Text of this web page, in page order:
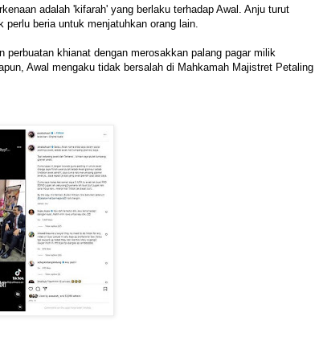
adalah 'kifarah' yang berlaku terhadap Awal. Anju turut
perlu beria untuk menjatuhkan orang lain.
perbuatan khianat dengan merosakkan palang pagar milik
Awal mengaku tidak bersalah di Mahkamah Majistret Petaling